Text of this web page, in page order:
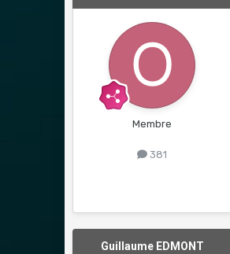
Membre
381
Guillaume EDMONT